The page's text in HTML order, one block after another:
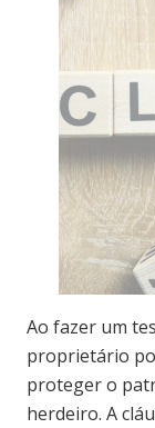
Ao fazer um
proprietário
proteger o
herdeiro. A